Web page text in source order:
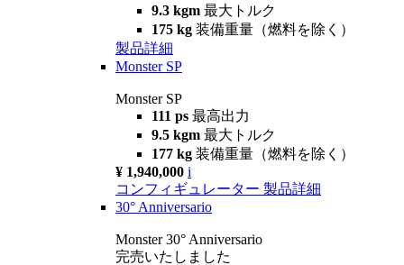
9.3 kgm 最大トルク
175 kg 装備重量（燃料を除く）
製品詳細
Monster SP
Monster SP
111 ps 最高出力
9.5 kgm 最大トルク
177 kg 装備重量（燃料を除く）
¥ 1,940,000 i
コンフィギュレーター 製品詳細
30° Anniversario
Monster 30° Anniversario
完売いたしました